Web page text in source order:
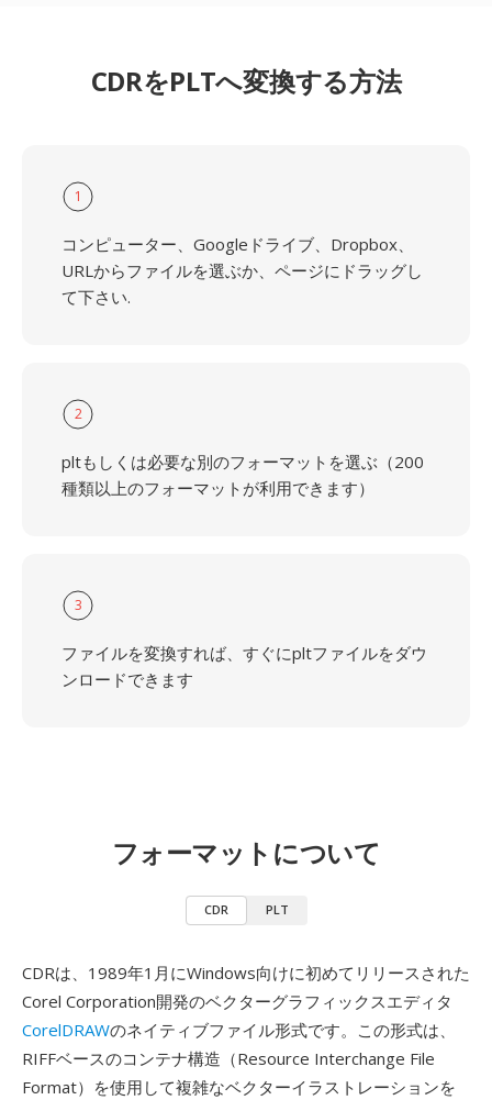
CDRをPLTへ変換する方法
1
コンピューター、Googleドライブ、Dropbox、
URLからファイルを選ぶか、ページにドラッグし
て下さい.
2
pltもしくは必要な別のフォーマットを選ぶ（200
種類以上のフォーマットが利用できます）
3
ファイルを変換すれば、すぐにpltファイルをダウ
ンロードできます
フォーマットについて
CDR PLT
CDRは、1989年1月にWindows向けに初めてリリースされた
Corel Corporation開発のベクターグラフィックスエディタ
CorelDRAWのネイティブファイル形式です。この形式は、
RIFFベースのコンテナ構造（Resource Interchange File
Format）を使用して複雑なベクターイラストレーションを